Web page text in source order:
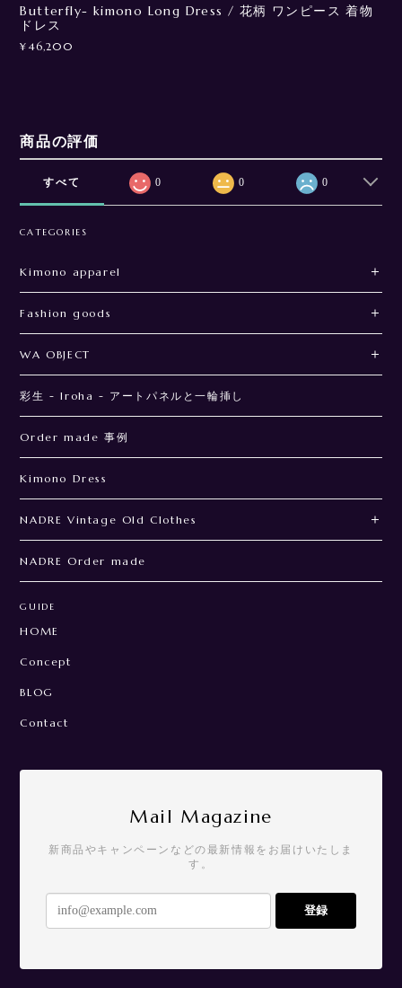
Butterfly- kimono Long Dress / 花柄 ワンピース 着物
ドレス
¥46,200
商品の評価
すべて 0 0 0
CATEGORIES
Kimono apparel
Fashion goods
WA OBJECT
彩生 - Iroha - アートパネルと一輪挿し
Order made 事例
Kimono Dress
NADRE Vintage Old Clothes
NADRE Order made
GUIDE
HOME
Concept
BLOG
Contact
Mail Magazine
新商品やキャンペーンなどの最新情報をお届けいたしま
す。
登録